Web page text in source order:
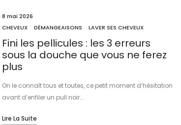
8 mai 2026
CHEVEUX
DÉMANGEAISONS LAVER SES CHEVEUX
Fini les pellicules : les 3 erreurs
sous la douche que vous ne ferez
plus
On le connaît tous et toutes, ce petit moment d’hésitation
avant d’enfiler un pull noir…
Lire La Suite